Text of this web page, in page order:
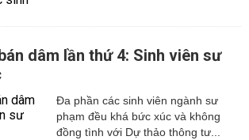
dâm lần thứ 4: Sinh viên sư
Đa phần các sinh viên ngành sư
phạm đều khá bức xúc và không
đồng tình với Dự thảo thông tư...